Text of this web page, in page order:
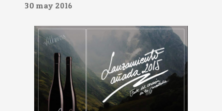
30 may 2016